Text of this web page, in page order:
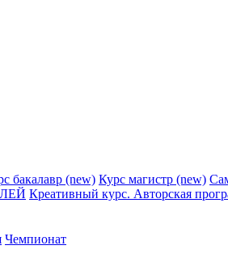
бакалавр (new) Курс магистр (new)
Креативный курс. Авторская
Чемпионат